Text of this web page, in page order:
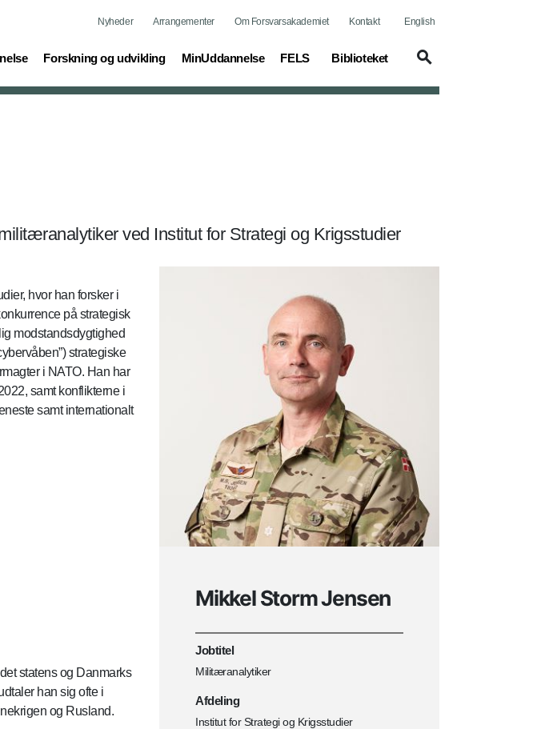
Nyheder Arrangementer Om Forsvarsakademiet Kontakt English
Forskning og udvikling
(current) MinUddannelse FELS Biblioteket
ved Institut for Strategi og Krigsstudier
hvor han forsker i
på strategisk
modstandsdygtighed
strategiske
i NATO. Han har
samt konflikterne i
samt internationalt
statens og Danmarks
han sig ofte i
og Rusland.
Mikkel Storm Jensen
Jobtitel
Militæranalytiker
Afdeling
Institut for Strategi og Krigsstudier